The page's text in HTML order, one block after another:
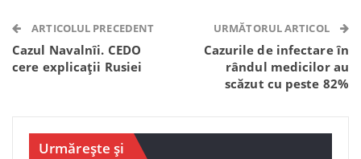
Telegram WhatsApp Viber
ARTICOLUL PRECEDENT
Cazul Navalnîi. CEDO
cere explicații Rusiei
URMĂTORUL ARTICOL
Cazurile de infectare în
rândul medicilor au
scăzut cu peste 82%
Urmărește și